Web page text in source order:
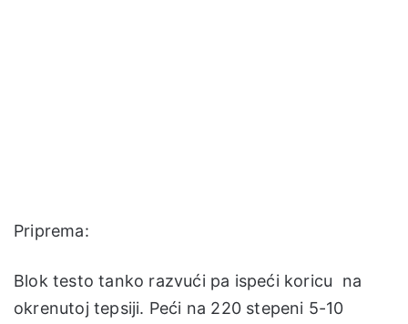
Priprema:
Blok testo tanko razvući pa ispeći koricu na
okrenutoj tepsiji. Peći na 220 stepeni 5-10